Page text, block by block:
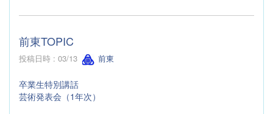
前東TOPIC
投稿日時 : 03/13 前東
卒業生特別講話
芸術発表会（1年次）